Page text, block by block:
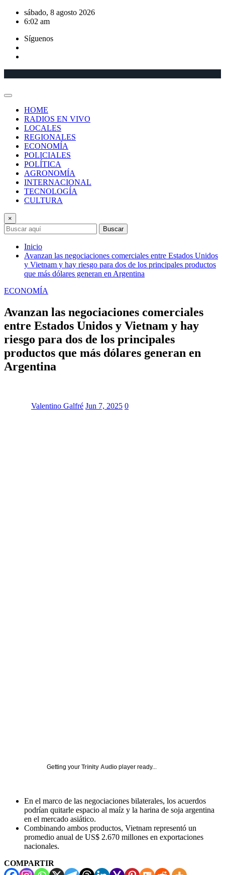
Saltar
sábado, 8 agosto 2026
6:02 am
Síguenos
HOME
RADIOS EN VIVO
LOCALES
REGIONALES
ECONOMÍA
POLICIALES
POLÍTICA
AGRONOMÍA
INTERNACIONAL
TECNOLOGÍA
CULTURA
×
Buscar
Inicio
Avanzan las negociaciones comerciales entre Estados Unidos
y Vietnam y hay riesgo para dos de los principales productos
que más dólares generan en Argentina
ECONOMÍA
Avanzan las negociaciones comerciales
entre Estados Unidos y Vietnam y hay
riesgo para dos de los principales
productos que más dólares generan en
Argentina
Valentino Galfré Jun 7, 2025 0
Getting your Trinity Audio player ready...
En el marco de las negociaciones bilaterales, los acuerdos
podrían quitarle espacio al maíz y la harina de soja argentina
en el mercado asiático.
Combinando ambos productos, Vietnam representó un
promedio anual de US$ 2.670 millones en exportaciones
nacionales.
COMPARTIR